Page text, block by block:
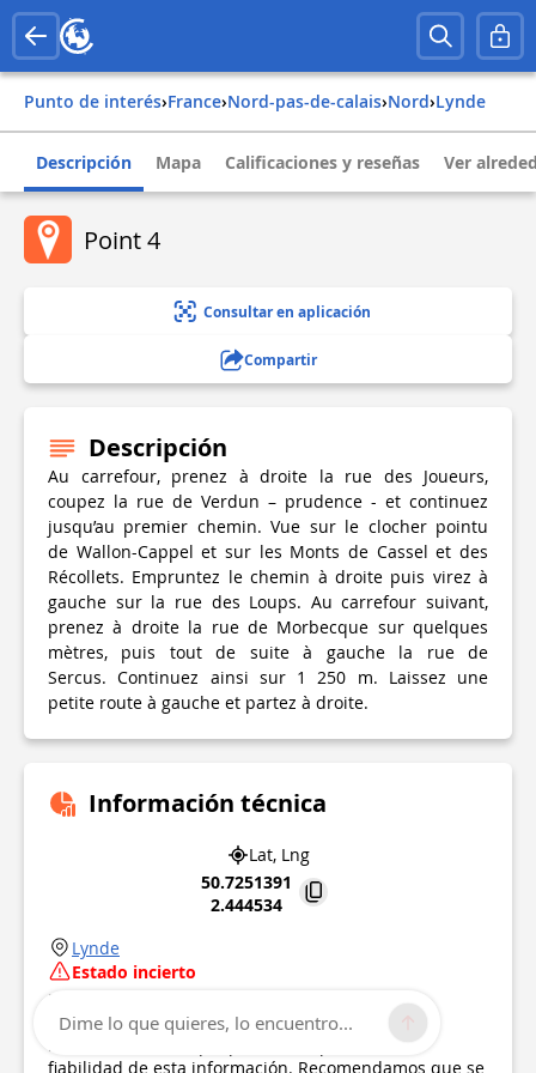
Punto de interés› france› nord-pas-de-calais› nord› lynde
Descripción Mapa Calificaciones y reseñas Ver
Point 4
Consultar en aplicación
Compartir
Descripción
Au carrefour, prenez à droite la rue des Joueurs,
coupez la rue de Verdun – prudence - et continuez
jusqu’au premier chemin. Vue sur le clocher pointu
de Wallon-Cappel et sur les Monts de Cassel et des
Récollets. Empruntez le chemin à droite puis virez à
gauche sur la rue des Loups. Au carrefour suivant,
prenez à droite la rue de Morbecque sur quelques
mètres, puis tout de suite à gauche la rue de
Sercus. Continuez ainsi sur 1 250 m. Laissez une
petite route à gauche et partez à droite.
Información técnica
Lat, Lng
50.7251391
2.444534
Lynde
Estado incierto
Punto de interés actualizado el
Este punto de interés no ha sido actualizado
recientemente, lo que podría comprometer la
fiabilidad de esta información. Recomendamos que se
Dime lo que quieres, lo encuentro...